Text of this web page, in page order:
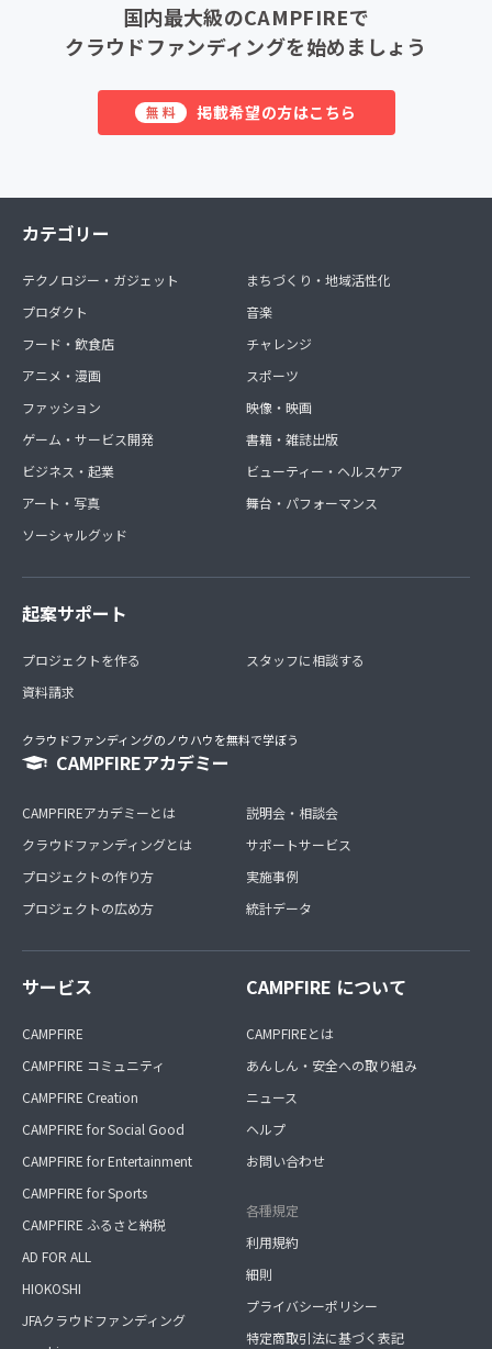
国内最大級のCAMPFIREで
クラウドファンディングを始めましょう
無料 掲載希望の方はこちら
カテゴリー
テクノロジー・ガジェット
プロダクト
フード・飲食店
アニメ・漫画
ファッション
ゲーム・サービス開発
ビジネス・起業
アート・写真
ソーシャルグッド
まちづくり・地域活性化
音楽
チャレンジ
スポーツ
映像・映画
書籍・雑誌出版
ビューティー・ヘルスケア
舞台・パフォーマンス
起案サポート
プロジェクトを作る
資料請求
スタッフに相談する
クラウドファンディングのノウハウを無料で学ぼう
CAMPFIREアカデミー
CAMPFIREアカデミーとは
クラウドファンディングとは
プロジェクトの作り方
プロジェクトの広め方
説明会・相談会
サポートサービス
実施事例
統計データ
サービス
CAMPFIRE
CAMPFIRE コミュニティ
CAMPFIRE Creation
CAMPFIRE for Social Good
CAMPFIRE for Entertainment
CAMPFIRE for Sports
CAMPFIRE ふるさと納税
AD FOR ALL
HIOKOSHI
JFAクラウドファンディング
CAMPFIRE について
CAMPFIREとは
あんしん・安全への取り組み
ニュース
ヘルプ
お問い合わせ
各種規定
利用規約
細則
プライバシーポリシー
特定商取引法に基づく表記